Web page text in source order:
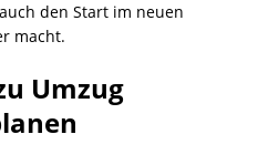
den Start im neuen
macht.
Umzug